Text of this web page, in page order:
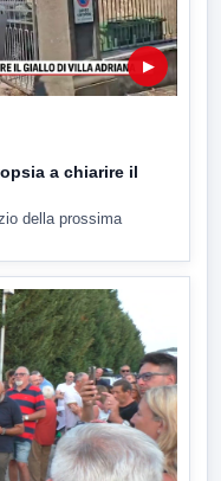
▶
a chiarire il
della prossima